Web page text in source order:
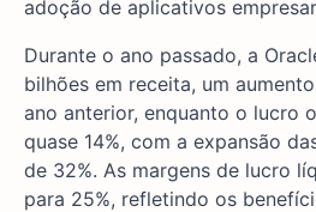
adoção de aplicativos
Durante o ano passado, a
bilhões em receita, um
ano anterior, enquanto o lucro
quase 14%, com a expansão
de 32%. As margens de lucro
para 25%, refletindo os